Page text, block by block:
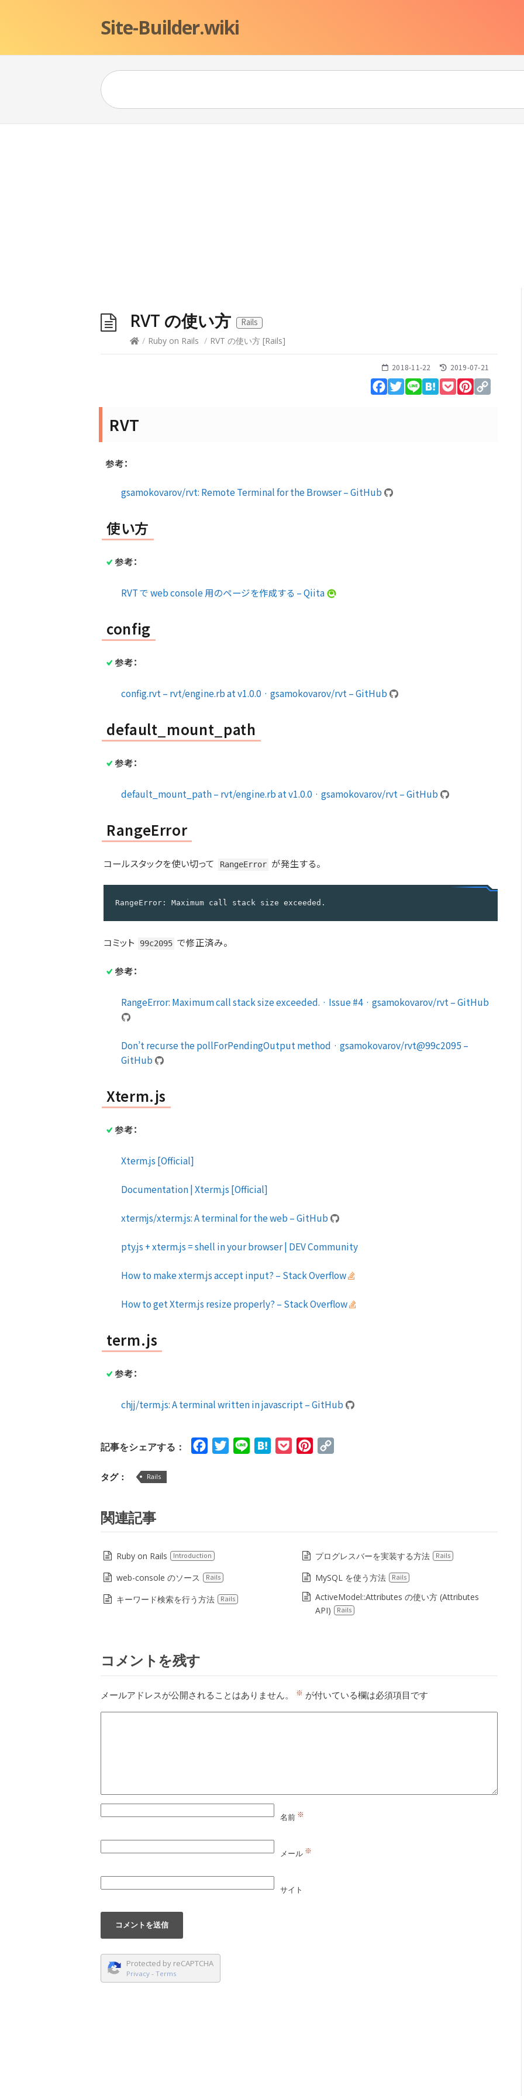
Site-Builder.wiki
RVT の使い方
Rails
/ Ruby on Rails / RVT の使い方 [Rails]
2018-11-22 2019-07-21
Facebook
Twitter
Line HatenaPocketPinterest
RVT
参考：
gsamokovarov/rvt: Remote Terminal for the Browser – GitHub
使い方
参考：
RVT で web console 用のページを作成する – Qiita
config
参考：
config.rvt – rvt/engine.rb at v1.0.0 · gsamokovarov/rvt – GitHub
default_mount_path
参考：
default_mount_path – rvt/engine.rb at v1.0.0 · gsamokovarov/rvt – GitHub
RangeError
コールスタックを使い切って RangeError が発生する。
RangeError: Maximum call stack size exceeded.
コミット 99c2095 で修正済み。
参考：
RangeError: Maximum call stack size exceeded. · Issue #4 · gsamokovarov/rvt – GitHub
Don’t recurse the pollForPendingOutput method · gsamokovarov/rvt@99c2095 –
GitHub
Xterm.js
参考：
Xterm.js [Official]
Documentation | Xterm.js [Official]
xtermjs/xterm.js: A terminal for the web – GitHub
pty.js + xterm.js = shell in your browser | DEV Community
How to make xterm.js accept input? – Stack Overflow
How to get Xterm.js resize properly? – Stack Overflow
term.js
参考：
chjj/term.js: A terminal written in javascript – GitHub
記事をシェアする： FacebookTwitterLine HatenaPocketPinterest
タグ： Rails
関連記事
Ruby on Rails Introduction プログレスバーを実装する方法 Rails
web-console のソース Rails MySQL を使う方法 Rails
キーワード検索を行う方法 Rails
ActiveModel::Attributes の使い方 (Attributes
API)
Rails
コメントを残す
メールアドレスが公開されることはありません。 ※ が付いている欄は必須項目です
名前 ※
メール ※
サイト
Protected by reCAPTCHA
Privacy - Terms